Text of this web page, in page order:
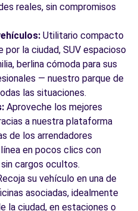
agencias
reales, sin compromisos
Utilitario compacto
la ciudad, SUV espacioso
berlina cómoda para sus
— nuestro parque de
las situaciones.
Aproveche los mejores
a nuestra plataforma
de los arrendadores
en pocos clics con
cargos ocultos.
su vehículo en una de
asociadas, idealmente
la ciudad, en estaciones o